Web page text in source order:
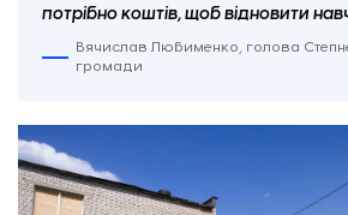
потрібно коштів, щоб відновити
Вячислав Любименко, голова
громади